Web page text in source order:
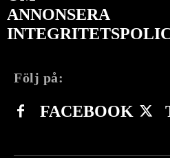
ANNONSERA
Följ på:
FACEBOOK